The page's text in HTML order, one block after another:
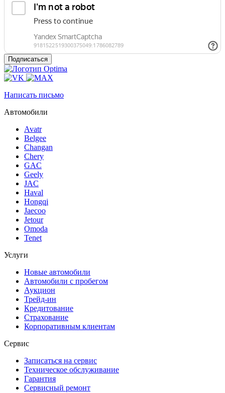
Написать письмо
Автомобили
Avatr
Belgee
Changan
Chery
GAC
Geely
JAC
Haval
Hongqi
Jaecoo
Jetour
Omoda
Tenet
Услуги
Новые автомобили
Автомобили с пробегом
Аукцион
Трейд-ин
Кредитование
Страхование
Корпоративным клиентам
Сервис
Записаться на сервис
Техническое обслуживание
Гарантия
Сервисный ремонт